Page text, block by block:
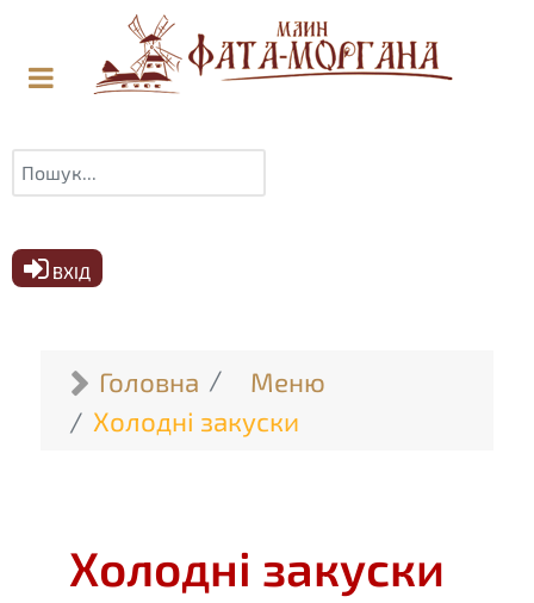
Пошук
ВХІД
Головна
Меню
Холодні закуски
Холодні закуски